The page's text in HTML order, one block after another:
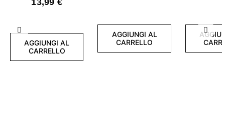
Precedente
AGGIUNGI AL
CARRELLO
AGGIUNGI AL
CARRELLO